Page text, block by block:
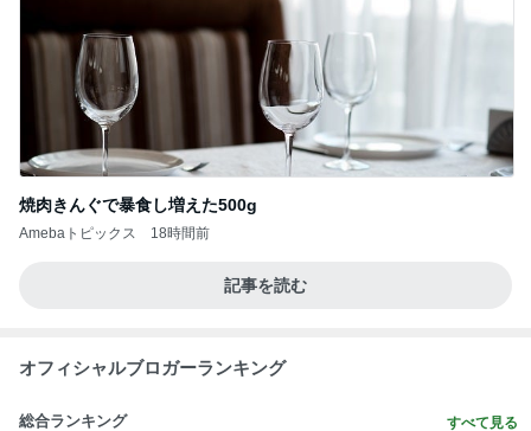
焼肉きんぐで暴食し増えた500g
Amebaトピックス 18時間前
記事を読む
オフィシャルブロガーランキング
総合ランキング すべて見る